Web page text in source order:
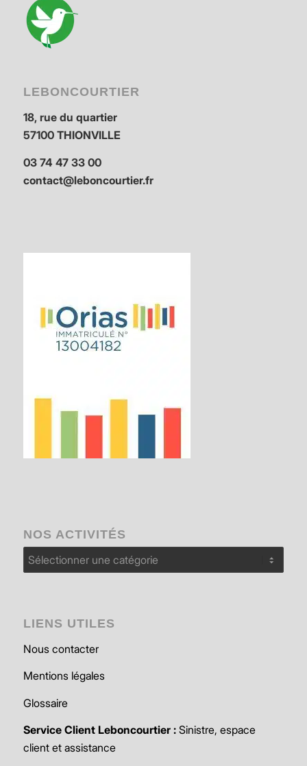
LEBONCOURTIER
18, rue du quartier
57100 THIONVILLE
03 74 47 33 00
contact@leboncourtier.fr
NOS ACTIVITÉS
Nos
activités
LIENS UTILES
Nous contacter
Mentions légales
Glossaire
Service Client Leboncourtier :Sinistre, espace
client et assistance